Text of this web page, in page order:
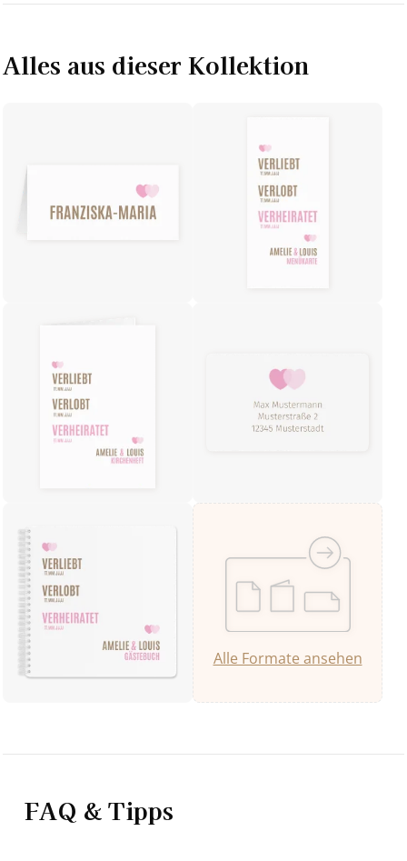
Alles aus dieser Kollektion
Alle Formate ansehen
FAQ & Tipps